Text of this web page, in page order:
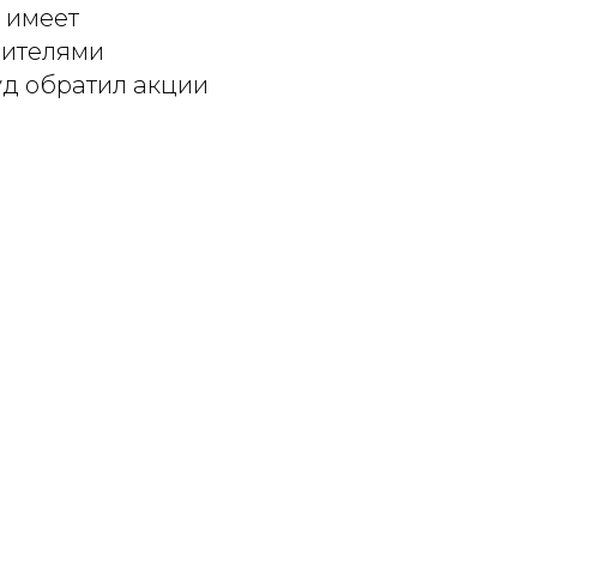
имеет
обратил акции